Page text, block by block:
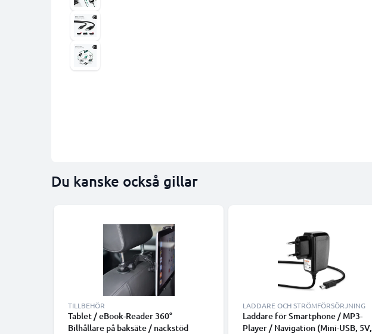
Du kanske också gillar
TILLBEHÖR
Tablet / eBook-Reader 360°
Bilhållare på baksäte / nackstöd
LADDARE OCH STRÖMFÖRSÖRJNING
Laddare för Smartphone / MP3-
Player / Navigation (Mini-USB, 5V,